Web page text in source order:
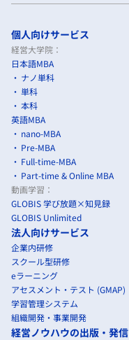
個人向けサービス
経営大学院：
日本語MBA
ナノ単科
単科
本科
英語MBA
nano-MBA
Pre-MBA
Full-time-MBA
Part-time & Online MBA
動画学習：
GLOBIS 学び放題×知見録
GLOBIS Unlimited
法人向けサービス
企業内研修
スクール型研修
eラーニング
アセスメント・テスト (GMAP)
学習管理システム
組織開発・事業開発
経営ノウハウの出版・発信